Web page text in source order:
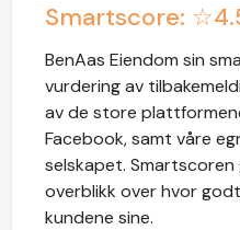
Smartscore: ☆
BenAas Eiendom sin
vurdering av
av de store
Facebook, samt våre
selskapet.
overblikk over hvor
kundene sine.